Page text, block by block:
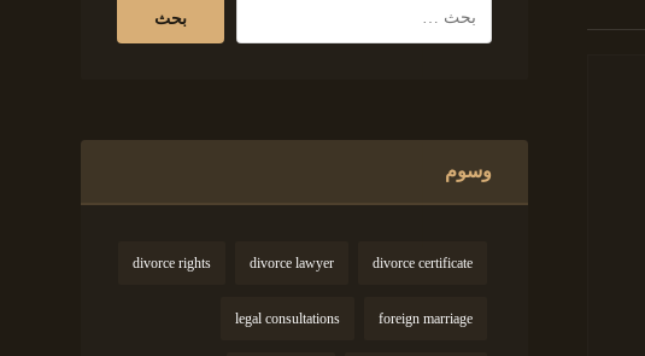
وسوم
divorce certificate
divorce lawyer
divorce rights
foreign marriage
legal consultations